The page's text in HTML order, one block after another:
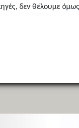
δεν θέλουμε